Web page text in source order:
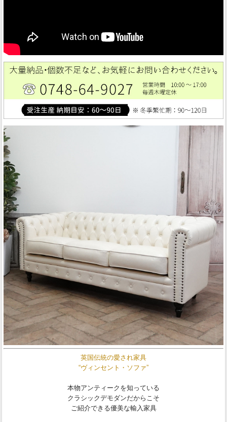
英国伝統の愛され家具
“ヴィンセント・ソファ”
本物アンティークを知っている
クラシックデモダンだからこそ
ご紹介できる優美な輸入家具